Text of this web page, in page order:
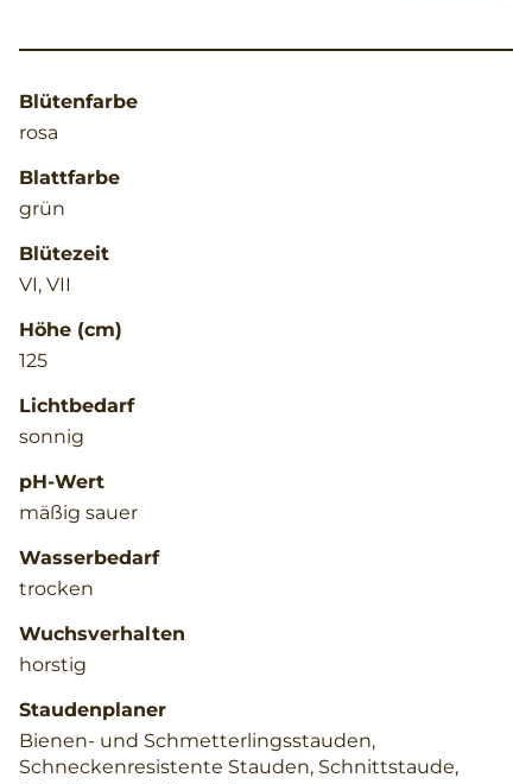
Blütenfarbe
rosa
Blattfarbe
grün
Blütezeit
VI, VII
Höhe (cm)
125
Lichtbedarf
sonnig
pH-Wert
mäßig sauer
Wasserbedarf
trocken
Wuchsverhalten
horstig
Staudenplaner
Bienen- und Schmetterlingsstauden,
Schneckenresistente Stauden, Schnittstaude,